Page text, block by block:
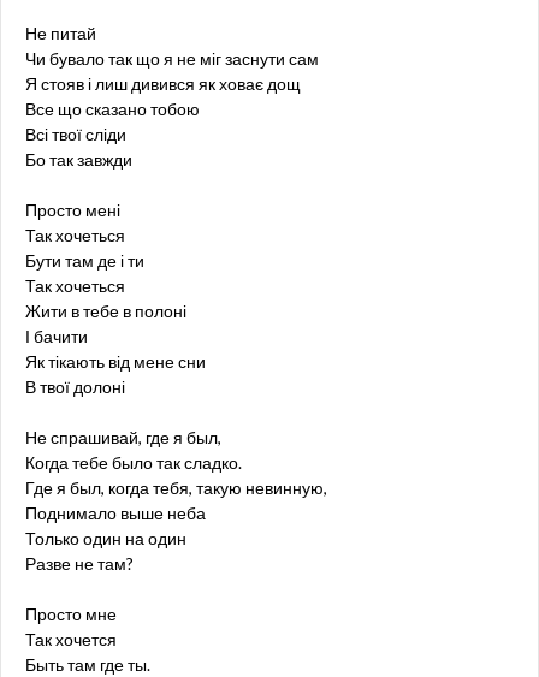
Не питай
Чи бувало так що я не міг заснути сам
Я стояв і лиш дивився як ховає дощ
Все що сказано тобою
Всі твої сліди
Бо так завжди
Просто мені
Так хочеться
Бути там де і ти
Так хочеться
Жити в тебе в полоні
І бачити
Як тікають від мене сни
В твої долоні
Не спрашивай, где я был,
Когда тебе было так сладко.
Где я был, когда тебя, такую невинную,
Поднимало выше неба
Только один на один
Разве не там?
Просто мне
Так хочется
Быть там где ты.